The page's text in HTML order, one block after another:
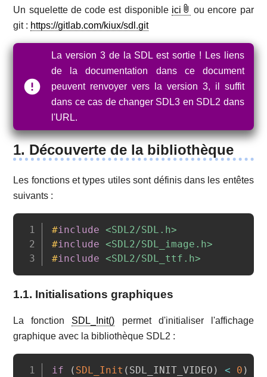
Un squelette de code est disponible ici
ou encore par
git : https://gitlab.com/kiux/sdl.git
La version 3 de la SDL est sortie ! Les liens
de la documentation dans ce document
peuvent renvoyer vers la version 3, il suffit
dans ce cas de changer SDL3 en SDL2 dans
l'URL.
1. Découverte de la bibliothèque
Les fonctions et types utiles sont définis dans les entêtes
suivants :
#include <SDL2/SDL.h>
#include <SDL2/SDL_image.h>
#include <SDL2/SDL_ttf.h>
1.1. Initialisations graphiques
La fonction SDL_Init() permet d'initialiser l'affichage
graphique avec la bibliothèque SDL2 :
if ( SDL_Init ( SDL_INIT_VIDEO ) < 0 )
Copy